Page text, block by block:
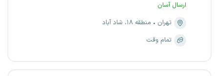
ارسال آسان
تهران
منطقه ۱۸، شاد آباد
تمام وقت